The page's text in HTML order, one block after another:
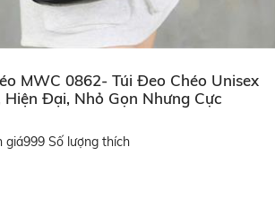
MWC 0862- Túi Đeo Chéo Unisex
Hiện Đại, Nhỏ Gọn Nhưng Cực
giá999 Số lượng thích